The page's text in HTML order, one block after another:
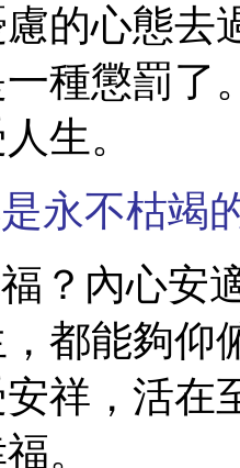
的心態去
種懲罰了
生。
是永不枯竭
？內心安
都能夠仰
祥，活在
。